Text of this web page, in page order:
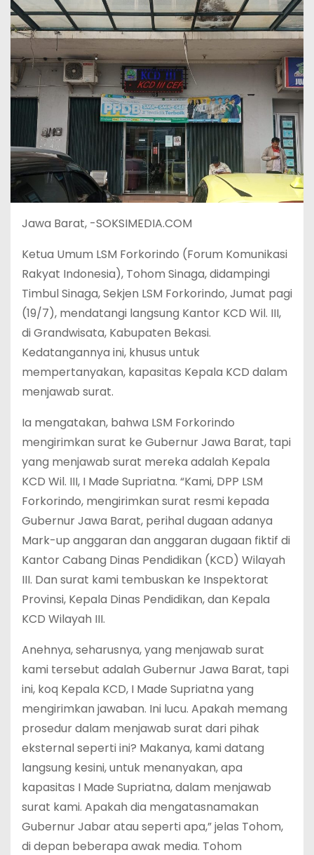
Jawa Barat, -SOKSIMEDIA.COM
Ketua Umum LSM Forkorindo (Forum Komunikasi
Rakyat Indonesia), Tohom Sinaga, didampingi
Timbul Sinaga, Sekjen LSM Forkorindo, Jumat pagi
(19/7), mendatangi langsung Kantor KCD Wil. III,
di Grandwisata, Kabupaten Bekasi.
Kedatangannya ini, khusus untuk
mempertanyakan, kapasitas Kepala KCD dalam
menjawab surat.
Ia mengatakan, bahwa LSM Forkorindo
mengirimkan surat ke Gubernur Jawa Barat, tapi
yang menjawab surat mereka adalah Kepala
KCD Wil. III, I Made Supriatna. “Kami, DPP LSM
Forkorindo, mengirimkan surat resmi kepada
Gubernur Jawa Barat, perihal dugaan adanya
Mark-up anggaran dan anggaran dugaan fiktif di
Kantor Cabang Dinas Pendidikan (KCD) Wilayah
III. Dan surat kami tembuskan ke Inspektorat
Provinsi, Kepala Dinas Pendidikan, dan Kepala
KCD Wilayah III.
Anehnya, seharusnya, yang menjawab surat
kami tersebut adalah Gubernur Jawa Barat, tapi
ini, koq Kepala KCD, I Made Supriatna yang
mengirimkan jawaban. Ini lucu. Apakah memang
prosedur dalam menjawab surat dari pihak
eksternal seperti ini? Makanya, kami datang
langsung kesini, untuk menanyakan, apa
kapasitas I Made Supriatna, dalam menjawab
surat kami. Apakah dia mengatasnamakan
Gubernur Jabar atau seperti apa,” jelas Tohom,
di depan beberapa awak media. Tohom